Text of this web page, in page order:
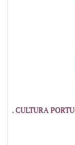
. CULTURA